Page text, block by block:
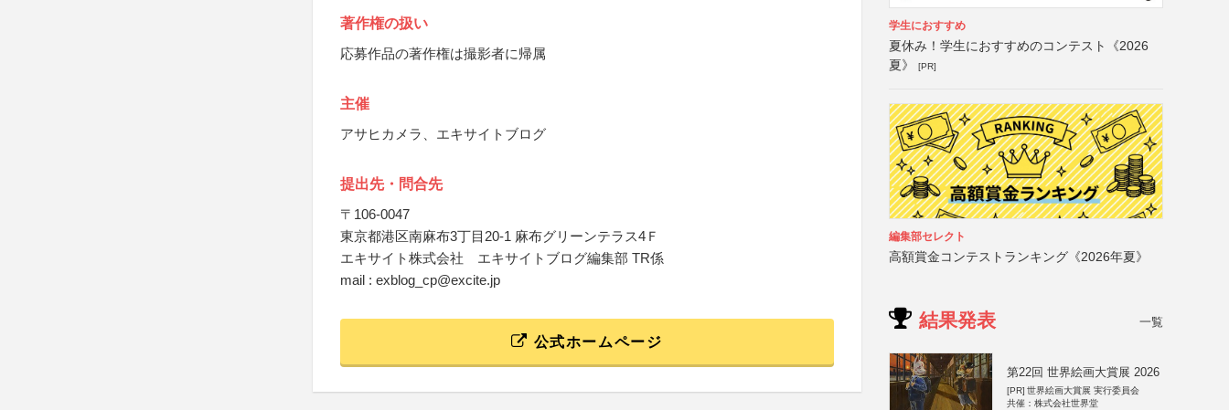
著作権の扱い
応募作品の著作権は撮影者に帰属
主催
アサヒカメラ、エキサイトブログ
提出先・問合先
〒106-0047
東京都港区南麻布3丁目20-1 麻布グリーンテラス4Ｆ
エキサイト株式会社 エキサイトブログ編集部 TR係
mail : exblog_cp@excite.jp
公式ホームページ
学生におすすめ
夏休み！学生におすすめのコンテスト《2026
夏》
[PR]
編集部セレクト
高額賞金コンテストランキング《2026年夏》
結果発表 一覧
第22回 世界絵画大賞展 2026
[PR] 世界絵画大賞展 実行委員会
共催：株式会社世界堂